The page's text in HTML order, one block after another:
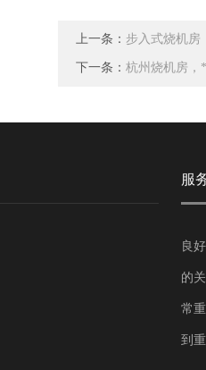
上一条： 步入式烧机房
下一条： 杭州烧机房，
服
良
的
常
到